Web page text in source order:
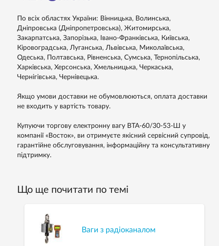
По всіх областях України: Вінницька, Волинська,
Дніпровська (Дніпропетровська), Житомирська,
Закарпатська, Запорізька, Івано-Франківська, Київська,
Кіровоградська, Луганська, Львівська, Миколаївська,
Одеська, Полтавська, Рівненська, Сумська, Тернопільська,
Харківська, Херсонська, Хмельницька, Черкаська,
Чернігівська, Чернівецька.
Якщо умови доставки не обумовлюються, оплата доставки
не входить у вартість товару.
Купуючи торгову електронну вагу ВТА-60/30-53-Ш у
компанії «Восток», ви отримуєте якісний сервісний супровід,
гарантійне обслуговування, інформаційну та консультативну
підтримку.
Що ще почитати по темі
Ваги з радіоканалом